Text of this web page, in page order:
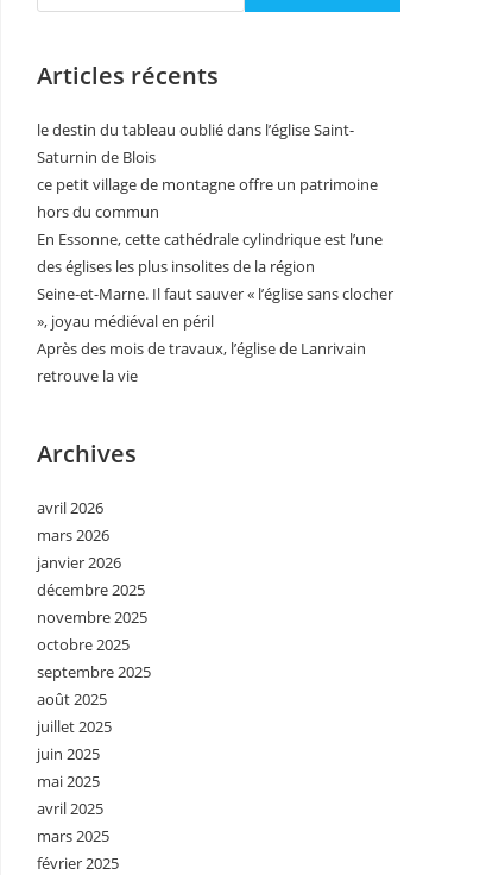
Articles récents
le destin du tableau oublié dans l’église Saint-
Saturnin de Blois
ce petit village de montagne offre un patrimoine
hors du commun
En Essonne, cette cathédrale cylindrique est l’une
des églises les plus insolites de la région
Seine-et-Marne. Il faut sauver « l’église sans clocher
», joyau médiéval en péril
Après des mois de travaux, l’église de Lanrivain
retrouve la vie
Archives
avril 2026
mars 2026
janvier 2026
décembre 2025
novembre 2025
octobre 2025
septembre 2025
août 2025
juillet 2025
juin 2025
mai 2025
avril 2025
mars 2025
février 2025